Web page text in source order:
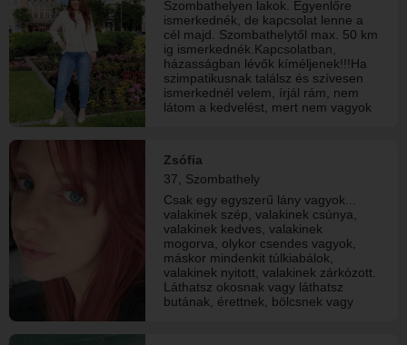
Szombathelyen lakok. Egyenlőre
ismerkednék, de kapcsolat lenne a
cél majd. Szombathelytől max. 50 km
ig ismerkednék.Kapcsolatban,
házasságban lévők kíméljenek!!!Ha
szimpatikusnak találsz és szívesen
ismerkednél velem, írjál rám, nem
látom a kedvelést, mert nem vagyok
Zsófia
37, Szombathely
Csak egy egyszerű lány vagyok...
valakinek szép, valakinek csúnya,
valakinek kedves, valakinek
mogorva, olykor csendes vagyok,
máskor mindenkit túlkiabálok,
valakinek nyitott, valakinek zárkózott.
Láthatsz okosnak vagy láthatsz
butának, érettnek, bölcsnek vagy